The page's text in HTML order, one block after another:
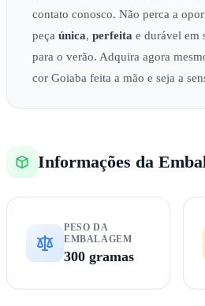
contato conosco. Não perca a
peça única, perfeita e durável em
para o verão. Adquira agora
cor Goiaba feita a mão e seja a
Informações da
PESO DA
EMBALAGEM
300 gramas